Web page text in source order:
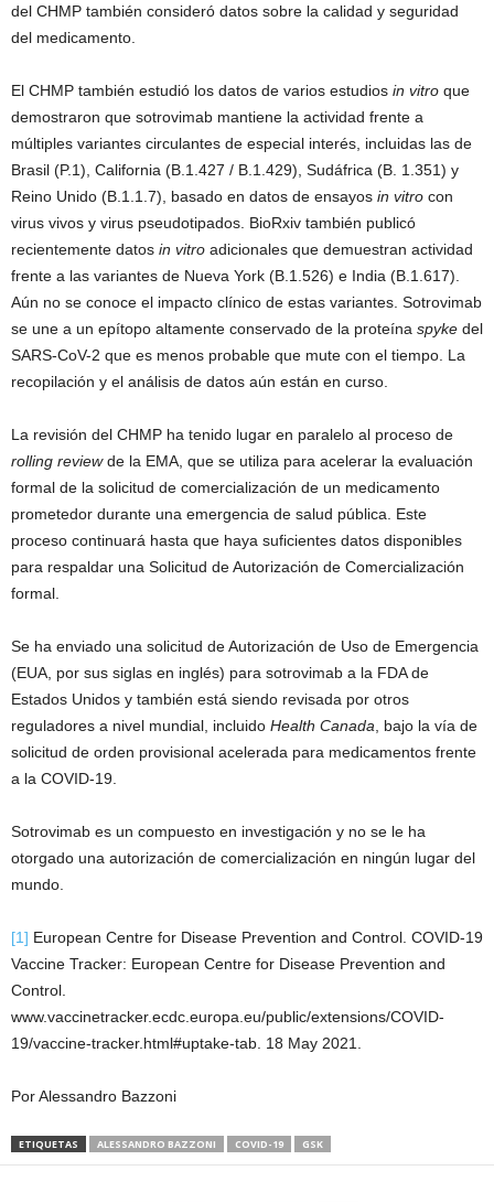
del CHMP también consideró datos sobre la calidad y seguridad
del medicamento.
El CHMP también estudió los datos de varios estudios in vitro que
demostraron que sotrovimab mantiene la actividad frente a
múltiples variantes circulantes de especial interés, incluidas las de
Brasil (P.1), California (B.1.427 / B.1.429), Sudáfrica (B. 1.351) y
Reino Unido (B.1.1.7), basado en datos de ensayos in vitro con
virus vivos y virus pseudotipados. BioRxiv también publicó
recientemente datos in vitro adicionales que demuestran actividad
frente a las variantes de Nueva York (B.1.526) e India (B.1.617).
Aún no se conoce el impacto clínico de estas variantes. Sotrovimab
se une a un epítopo altamente conservado de la proteína spyke del
SARS-CoV-2 que es menos probable que mute con el tiempo. La
recopilación y el análisis de datos aún están en curso.
La revisión del CHMP ha tenido lugar en paralelo al proceso de
rolling reviewde la EMA, que se utiliza para acelerar la evaluación
formal de la solicitud de comercialización de un medicamento
prometedor durante una emergencia de salud pública. Este
proceso continuará hasta que haya suficientes datos disponibles
para respaldar una Solicitud de Autorización de Comercialización
formal.
Se ha enviado una solicitud de Autorización de Uso de Emergencia
(EUA, por sus siglas en inglés) para sotrovimab a la FDA de
Estados Unidos y también está siendo revisada por otros
reguladores a nivel mundial, incluido Health Canada, bajo la vía de
solicitud de orden provisional acelerada para medicamentos frente
a la COVID-19.
Sotrovimab es un compuesto en investigación y no se le ha
otorgado una autorización de comercialización en ningún lugar del
mundo.
[1] European Centre for Disease Prevention and Control. COVID-19
Vaccine Tracker: European Centre for Disease Prevention and
Control.
www.vaccinetracker.ecdc.europa.eu/public/extensions/COVID-
19/vaccine-tracker.html#uptake-tab. 18 May 2021.
Por Alessandro Bazzoni
ETIQUETAS ALESSANDRO BAZZONI COVID-19 GSK